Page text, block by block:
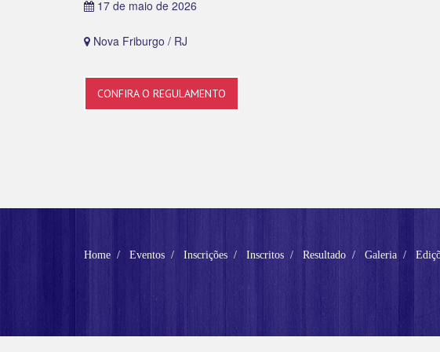
17 de maio de 2026
Nova Friburgo / RJ
CONFIRA O REGULAMENTO
Home Eventos Inscrições Inscritos Resultado Galeria